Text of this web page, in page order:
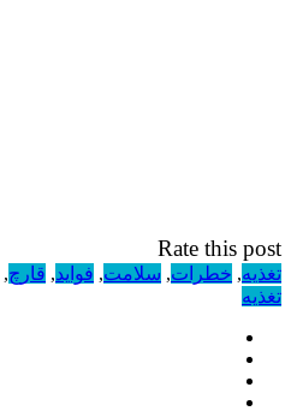
Rate this post
تغذیه, خطرات, سلامت, فواید, قارچ,
تغذیه